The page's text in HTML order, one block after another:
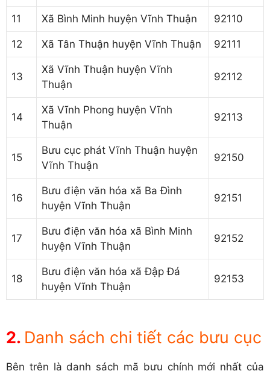
11 Xã Bình Minh huyện Vĩnh Thuận 92110
12 Xã Tân Thuận huyện Vĩnh Thuận 92111
13
Xã Vĩnh Thuận huyện Vĩnh
Thuận
92112
14
Xã Vĩnh Phong huyện Vĩnh
Thuận
92113
15
Bưu cục phát Vĩnh Thuận huyện
Vĩnh Thuận
92150
16
Bưu điện văn hóa xã Ba Đình
huyện Vĩnh Thuận
92151
17
Bưu điện văn hóa xã Bình Minh
huyện Vĩnh Thuận
92152
18
Bưu điện văn hóa xã Đập Đá
huyện Vĩnh Thuận
92153
Danh sách chi tiết các bưu cục
Bên trên là danh sách mã bưu chính mới nhất của